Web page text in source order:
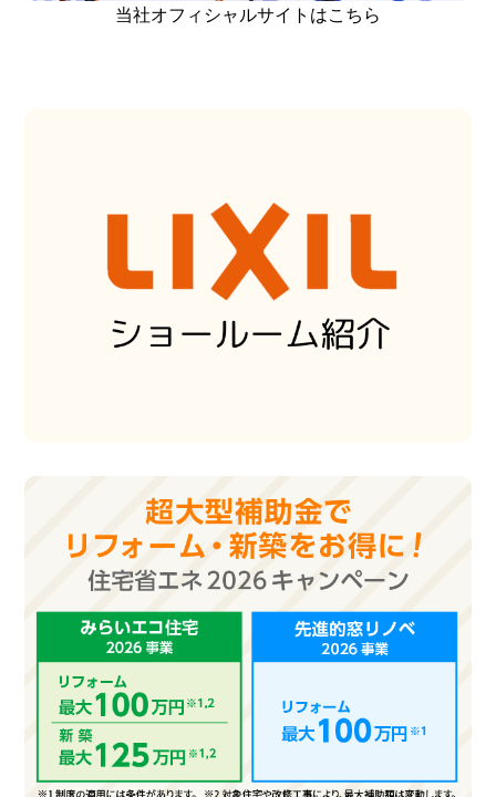
当社オフィシャルサイトはこちら